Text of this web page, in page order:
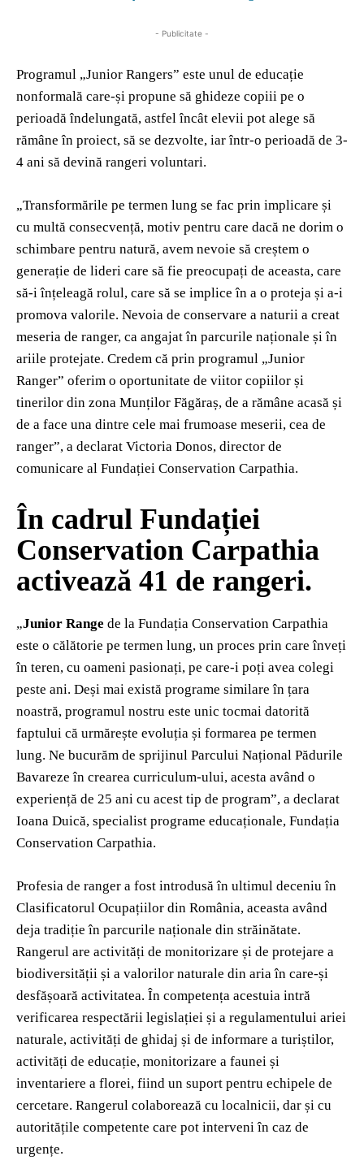
- Publicitate -
Programul „Junior Rangers” este unul de educație
nonformală care-și propune să ghideze copiii pe o
perioadă îndelungată, astfel încât elevii pot alege să
rămâne în proiect, să se dezvolte, iar într-o perioadă de 3-
4 ani să devină rangeri voluntari.
„Transformările pe termen lung se fac prin implicare și
cu multă consecvență, motiv pentru care dacă ne dorim o
schimbare pentru natură, avem nevoie să creștem o
generație de lideri care să fie preocupați de aceasta, care
să-i înțeleagă rolul, care să se implice în a o proteja și a-i
promova valorile. Nevoia de conservare a naturii a creat
meseria de ranger, ca angajat în parcurile naționale și în
ariile protejate. Credem că prin programul „Junior
Ranger” oferim o oportunitate de viitor copiilor și
tinerilor din zona Munților Făgăraș, de a rămâne acasă și
de a face una dintre cele mai frumoase meserii, cea de
ranger”, a declarat Victoria Donos, director de
comunicare al Fundației Conservation Carpathia.
În cadrul Fundației
Conservation Carpathia
activează 41 de rangeri.
„Junior Range de la Fundația Conservation Carpathia
este o călătorie pe termen lung, un proces prin care înveți
în teren, cu oameni pasionați, pe care-i poți avea colegi
peste ani. Deși mai există programe similare în țara
noastră, programul nostru este unic tocmai datorită
faptului că urmărește evoluția și formarea pe termen
lung. Ne bucurăm de sprijinul Parcului Național Pădurile
Bavareze în crearea curriculum-ului, acesta având o
experiență de 25 ani cu acest tip de program”, a declarat
Ioana Duică, specialist programe educaționale, Fundația
Conservation Carpathia.
Profesia de ranger a fost introdusă în ultimul deceniu în
Clasificatorul Ocupațiilor din România, aceasta având
deja tradiție în parcurile naționale din străinătate.
Rangerul are activități de monitorizare și de protejare a
biodiversității și a valorilor naturale din aria în care-și
desfășoară activitatea. În competența acestuia intră
verificarea respectării legislației și a regulamentului ariei
naturale, activități de ghidaj și de informare a turiștilor,
activități de educație, monitorizare a faunei și
inventariere a florei, fiind un suport pentru echipele de
cercetare. Rangerul colaborează cu localnicii, dar și cu
autoritățile competente care pot interveni în caz de
urgențe.